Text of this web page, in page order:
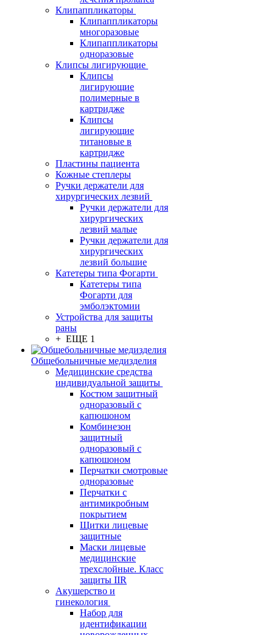
Клипаппликаторы
Клипаппликаторы
многоразовые
Клипаппликаторы
одноразовые
Клипсы лигирующие
Клипсы
лигирующие
полимерные в
картридже
Клипсы
лигирующие
титановые в
картридже
Пластины пациента
Кожные степлеры
Ручки держатели для
хирургических лезвий
Ручки держатели для
хирургических
лезвий малые
Ручки держатели для
хирургических
лезвий большие
Катетеры типа Фогарти
Катетеры типа
Фогарти для
эмболэктомии
Устройства для защиты
раны
+ ЕЩЕ 1
Общебольничные медизделия
Медицинские средства
индивидуальной защиты
Костюм защитный
одноразовый с
капюшоном
Комбинезон
защитный
одноразовый с
капюшоном
Перчатки смотровые
одноразовые
Перчатки с
антимикробным
покрытием
Щитки лицевые
защитные
Маски лицевые
медицинские
трехслойные. Класс
защиты IIR
Акушерство и
гинекология
Набор для
идентификации